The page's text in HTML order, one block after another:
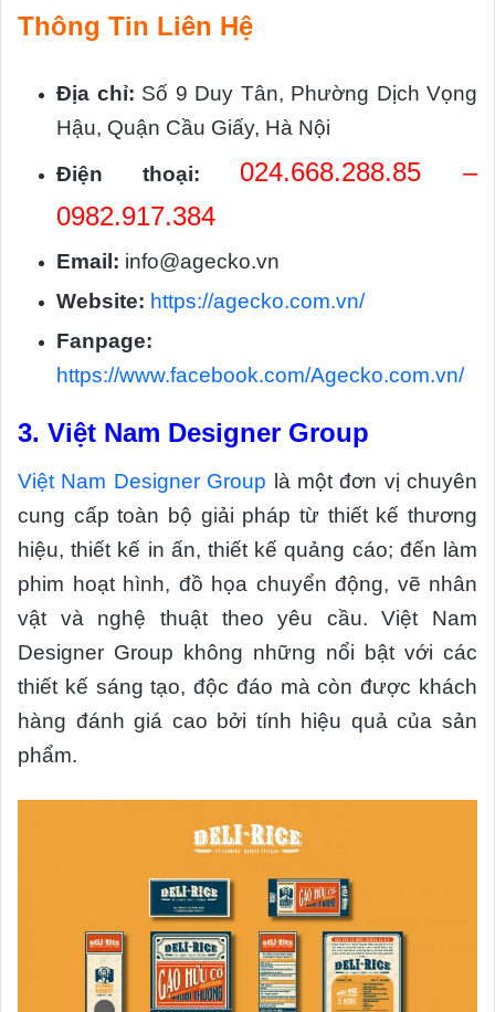
Thông Tin Liên Hệ
Địa chỉ: Số 9 Duy Tân, Phường Dịch Vọng
Hậu, Quận Cầu Giấy, Hà Nội
Điện thoại:
024.668.288.85 –
0982.917.384
Email: info@agecko.vn
Website: https://agecko.com.vn/
Fanpage:
https://www.facebook.com/Agecko.com.vn/
3. Việt Nam Designer Group
Việt Nam Designer Group là một đơn vị chuyên
cung cấp toàn bộ giải pháp từ thiết kế thương
hiệu, thiết kế in ấn, thiết kế quảng cáo; đến làm
phim hoạt hình, đồ họa chuyển động, vẽ nhân
vật và nghệ thuật theo yêu cầu. Việt Nam
Designer Group không những nổi bật với các
thiết kế sáng tạo, độc đáo mà còn được khách
hàng đánh giá cao bởi tính hiệu quả của sản
phẩm.